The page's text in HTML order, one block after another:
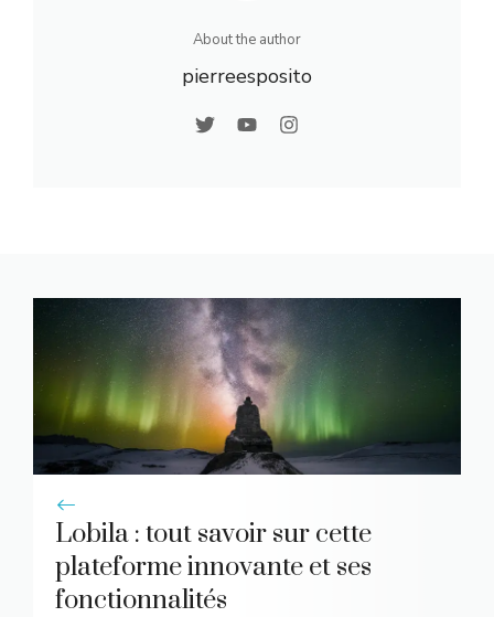
About the author
pierreesposito
Lobila : tout savoir sur cette
plateforme innovante et ses
fonctionnalités